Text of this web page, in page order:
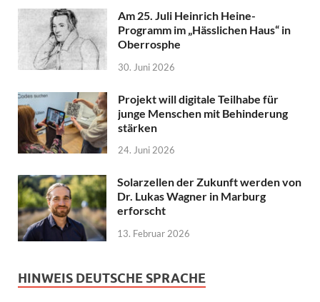
Am 25. Juli Heinrich Heine-
Programm im „Hässlichen Haus“ in
Oberrosphe
30. Juni 2026
Projekt will digitale Teilhabe für
junge Menschen mit Behinderung
stärken
24. Juni 2026
Solarzellen der Zukunft werden von
Dr. Lukas Wagner in Marburg
erforscht
13. Februar 2026
HINWEIS DEUTSCHE SPRACHE